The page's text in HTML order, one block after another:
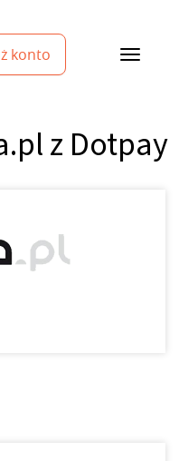
konto
z Dotpay